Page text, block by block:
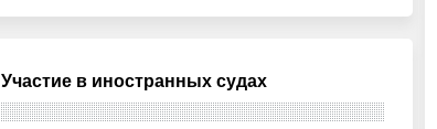
Участие в иностранных судах